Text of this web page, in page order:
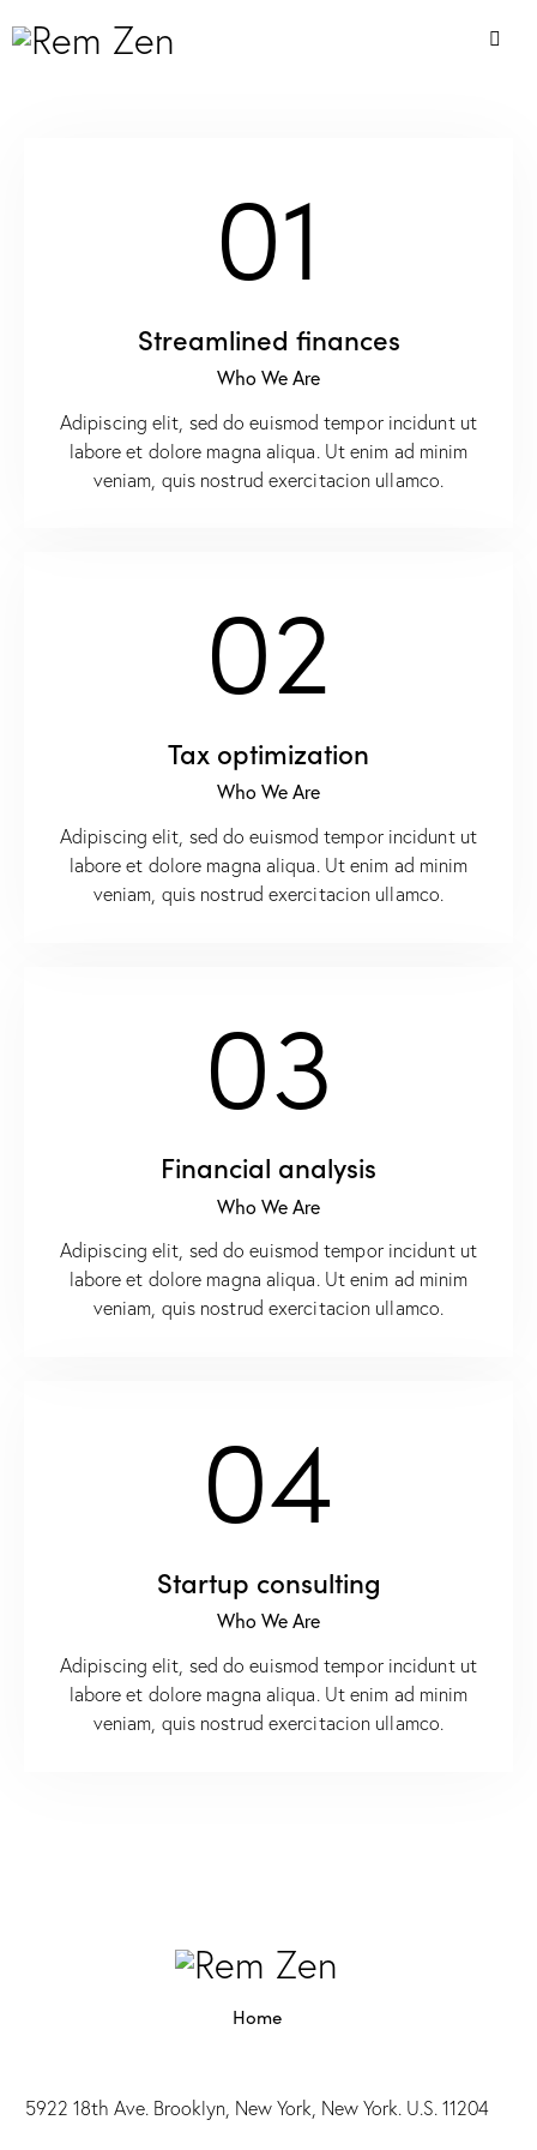
01
Streamlined finances
Who We Are
Adipiscing elit, sed do euismod tempor incidunt ut
labore et dolore magna aliqua. Ut enim ad minim
veniam, quis nostrud exercitacion ullamco.
02
Tax optimization
Who We Are
Adipiscing elit, sed do euismod tempor incidunt ut
labore et dolore magna aliqua. Ut enim ad minim
veniam, quis nostrud exercitacion ullamco.
03
Financial analysis
Who We Are
Adipiscing elit, sed do euismod tempor incidunt ut
labore et dolore magna aliqua. Ut enim ad minim
veniam, quis nostrud exercitacion ullamco.
04
Startup consulting
Who We Are
Adipiscing elit, sed do euismod tempor incidunt ut
labore et dolore magna aliqua. Ut enim ad minim
veniam, quis nostrud exercitacion ullamco.
Home
5922 18th Ave. Brooklyn, New York, New York. U.S. 11204